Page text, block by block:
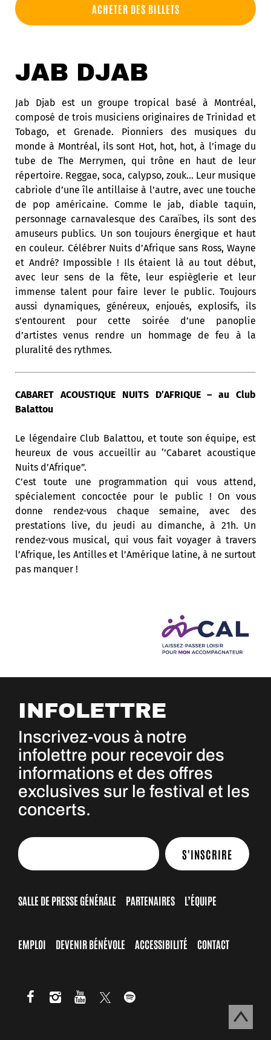
ACHETER DES BILLETS
JAB DJAB
Jab Djab est un groupe tropical basé à Montréal,
composé de trois musiciens originaires de Trinidad et
Tobago, et Grenade. Pionniers des musiques du
monde à Montréal, ils sont Hot, hot, hot, à l’image du
tube de The Merrymen, qui trône en haut de leur
répertoire. Reggae, soca, calypso, zouk… Leur musique
cabriole d’une île antillaise à l’autre, avec une touche
de pop américaine. Comme le jab, diable taquin,
personnage carnavalesque des Caraïbes, ils sont des
amuseurs publics. Un son toujours énergique et haut
en couleur. Célébrer Nuits d’Afrique sans Ross, Wayne
et André? Impossible ! Ils étaient là au tout début,
avec leur sens de la fête, leur espièglerie et leur
immense talent pour faire lever le public. Toujours
aussi dynamiques, généreux, enjoués, explosifs, ils
s’entourent pour cette soirée d’une panoplie
d’artistes venus rendre un hommage de feu à la
pluralité des rythmes.
CABARET ACOUSTIQUE NUITS D’AFRIQUE – au Club
Balattou
Le légendaire Club Balattou, et toute son équipe, est
heureux de vous accueillir au ‘’Cabaret acoustique
Nuits d’Afrique”.
C’est toute une programmation qui vous attend,
spécialement concoctée pour le public ! On vous
donne rendez-vous chaque semaine, avec des
prestations live, du jeudi au dimanche, à 21h. Un
rendez-vous musical, qui vous fait voyager à travers
l’Afrique, les Antilles et l’Amérique latine, à ne surtout
pas manquer !
INFOLETTRE
Inscrivez-vous à notre
infolettre pour recevoir des
informations et des offres
exclusives sur le festival et les
concerts.
S'INSCRIRE
SALLE DE PRESSE GÉNÉRALE PARTENAIRES L’ÉQUIPE
EMPLOI DEVENIR BÉNÉVOLE ACCESSIBILITÉ CONTACT